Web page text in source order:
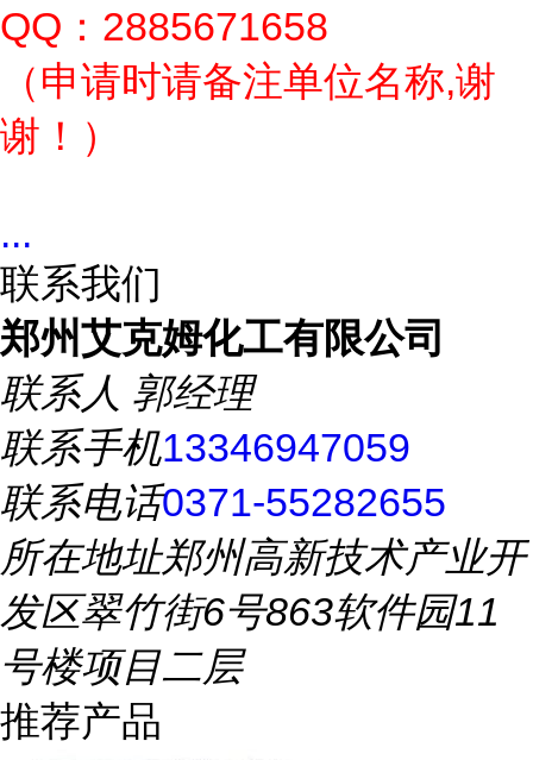
QQ：2885671658
（申请时请备注单位名称,谢
谢！）
...
联系我们
郑州艾克姆化工有限公司
联系人 郭经理
联系手机13346947059
联系电话0371-55282655
所在地址郑州高新技术产业开
发区翠竹街6号863软件园11
号楼项目二层
推荐产品